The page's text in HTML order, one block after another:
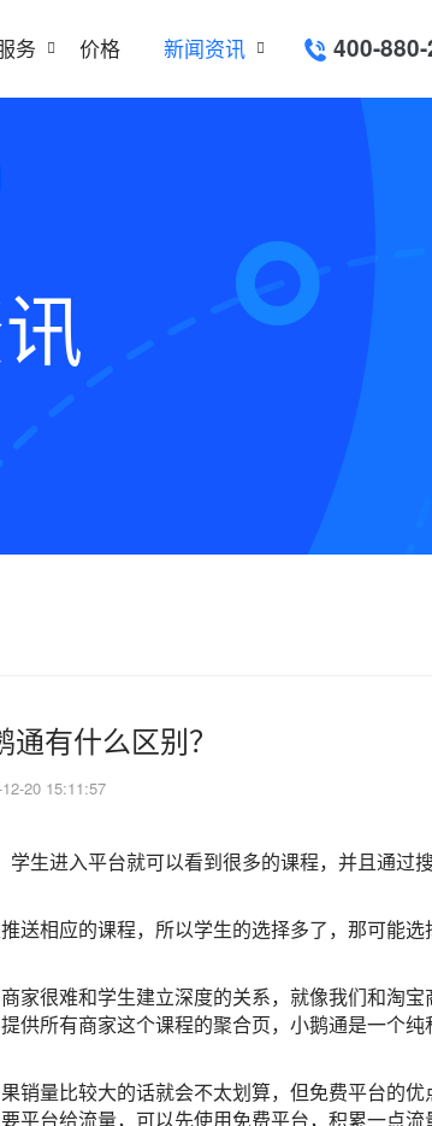
务 价格 新闻资讯 400-
有什么区别？
20 15:11:57
生进入平台就可以看到很多的课程，并且通过
送相应的课程，所以学生的选择多了，那可能选
家很难和学生建立深度的关系，就像我们和淘宝
供所有商家这个课程的聚合页，小鹅通是一个纯
销量比较大的话就会不太划算，但免费平台的优
平台给流量，可以先使用免费平台，积累一点流